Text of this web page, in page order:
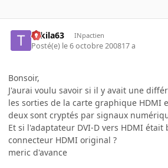
Tekila63 INpactien
Posté(e) le 6 octobre 200817 a
Bonsoir,
J'aurai voulu savoir si il y avait une
les sorties de la carte graphique HDMI
deux sont cryptés par signaux
Et si l'adaptateur DVI-D vers HDMI était
connecteur HDMI original ?
meric d'avance